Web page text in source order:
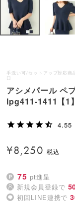
手洗い可/セットアップ対応
口
アシメパール ペ
lpg411-1411【1】
4.55
¥8,250
75 pt進呈
新規会員登録で
初回LINE連携で